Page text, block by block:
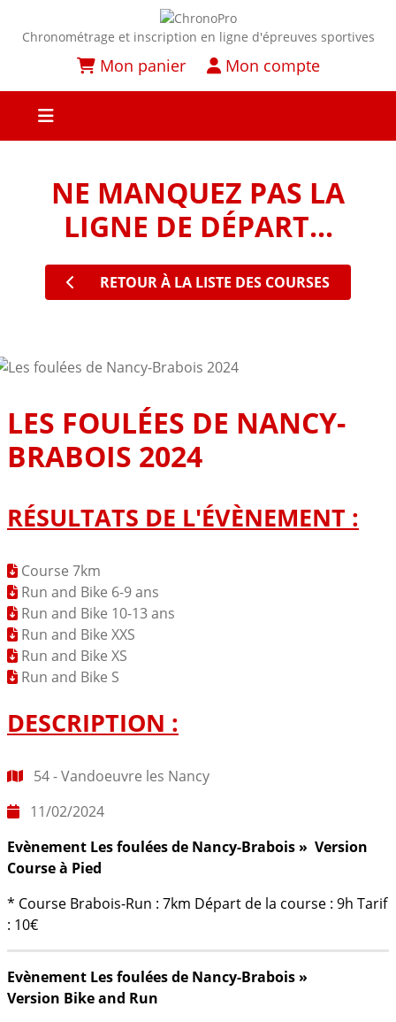
Chronométrage et inscription en ligne d'épreuves sportives
Mon panier Mon compte
NE MANQUEZ PAS LA
LIGNE DE DÉPART...
RETOUR À LA LISTE DES COURSES
LES FOULÉES DE NANCY-
BRABOIS 2024
RÉSULTATS DE L'ÉVÈNEMENT :
Course 7km
Run and Bike 6-9 ans
Run and Bike 10-13 ans
Run and Bike XXS
Run and Bike XS
Run and Bike S
DESCRIPTION :
54 - Vandoeuvre les Nancy
11/02/2024
Evènement Les foulées de Nancy-Brabois » Version
Course à Pied
* Course Brabois-Run : 7km Départ de la course : 9h Tarif
: 10€
Evènement Les foulées de Nancy-Brabois »
Version Bike and Run